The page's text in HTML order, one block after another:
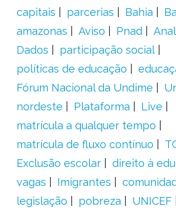
capitais
parcerias Bahia
amazonas
Aviso Pnad
Dados
participação social
políticas de educação
Fórum Nacional da Undime
nordeste
Plataforma
Live
matrícula a qualquer tempo
matrícula de fluxo contínuo
Exclusão escolar
direito à
vagas
Imigrantes
legislação
pobreza UNICEF